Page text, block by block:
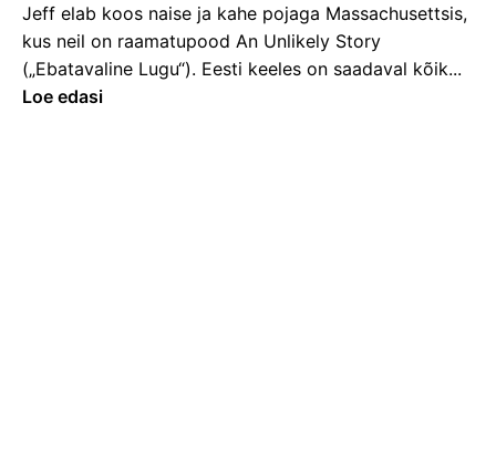
Jeff elab koos naise ja kahe pojaga Massachusettsis,
kus neil on raamatupood An Unlikely Story
(„Ebatavaline Lugu“). Eesti keeles on saadaval kõik...
Loe edasi